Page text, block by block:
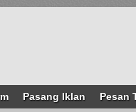
Pasang Iklan Pesan